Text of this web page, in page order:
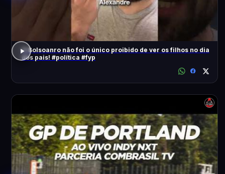
O Bolsoanro não foi o único proibido de ver os filhos no dia
dos pais! #política #fyp